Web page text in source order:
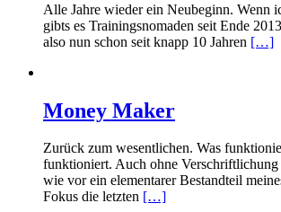
Alle Jahre wieder ein Neubeginn. Wenn
gibts es Trainingsnomaden seit Ende
also nun schon seit knapp 10 Jahren […]
Money Maker
Zurück zum wesentlichen. Was
funktioniert. Auch ohne
wie vor ein elementarer Bestandteil
Fokus die letzten […]